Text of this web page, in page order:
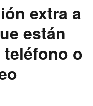
extra a
están
o